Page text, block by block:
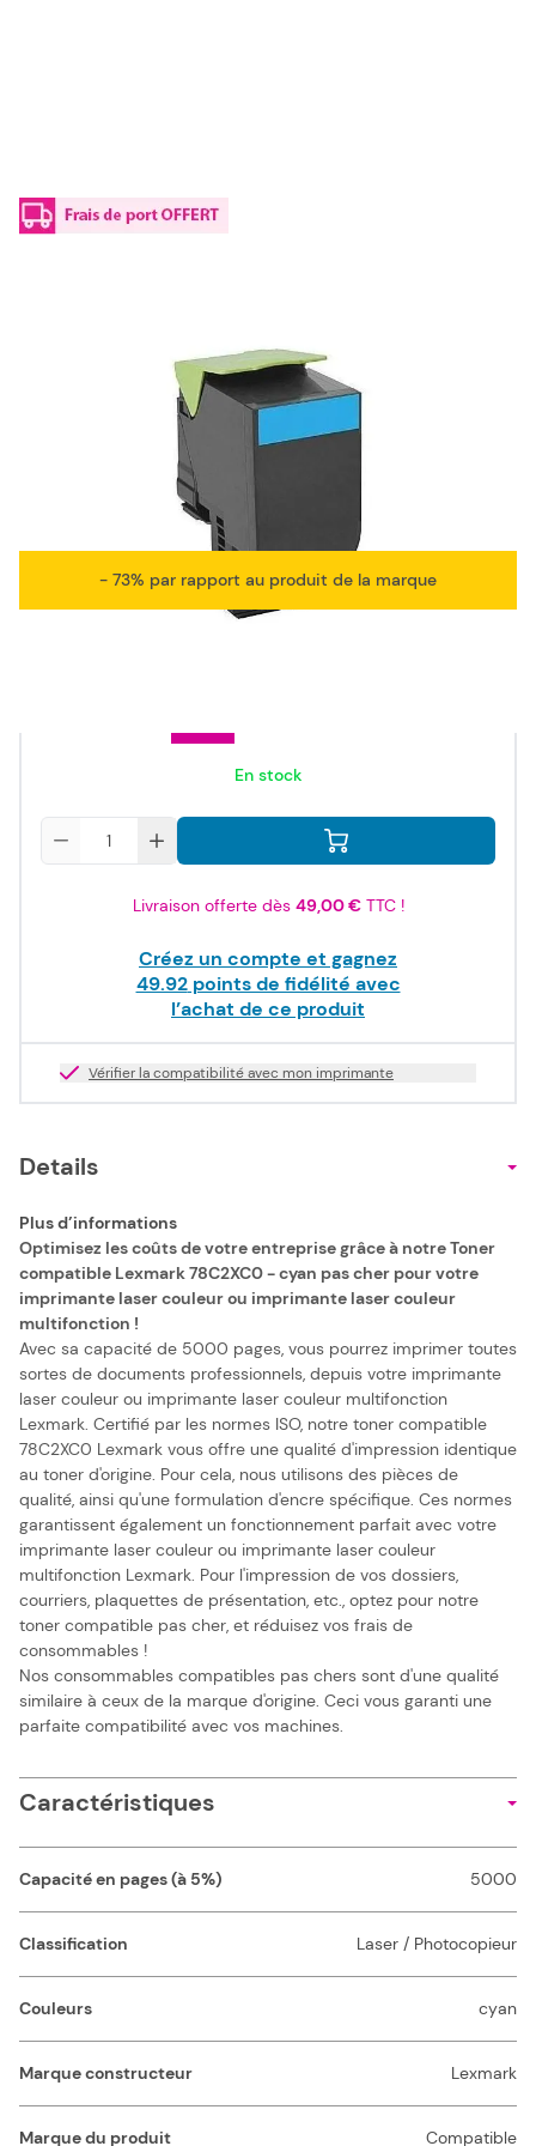
78C2XC0
Capacité en pages (à 5%) :
78C2XC0 Lexmark - cyan - toner compatible
- 73% par rapport au produit de la marque
En stock
Livraison offerte dès 49,00 €TTC !
Créez un compte et gagnez
49.92points de fidélité avec
l’achat de ce produit
Vérifier la compatibilité avec mon imprimante
Details
Plus d’informations
Optimisez les coûts de votre entreprise grâce à notre Toner
compatible Lexmark 78C2XC0 - cyan pas cher pour votre
imprimante laser couleur ou imprimante laser couleur
multifonction !
Avec sa capacité de 5000 pages, vous pourrez imprimer toutes
sortes de documents professionnels, depuis votre imprimante
laser couleur ou imprimante laser couleur multifonction
Lexmark. Certifié par les normes ISO, notre toner compatible
78C2XC0 Lexmark vous offre une qualité d'impression identique
au toner d'origine. Pour cela, nous utilisons des pièces de
qualité, ainsi qu'une formulation d'encre spécifique. Ces normes
garantissent également un fonctionnement parfait avec votre
imprimante laser couleur ou imprimante laser couleur
multifonction Lexmark. Pour l'impression de vos dossiers,
courriers, plaquettes de présentation, etc., optez pour notre
toner compatible pas cher, et réduisez vos frais de
consommables !
Nos consommables compatibles pas chers sont d'une qualité
similaire à ceux de la marque d'origine. Ceci vous garanti une
parfaite compatibilité avec vos machines.
Caractéristiques
Capacité en pages (à 5%) 5000
Classification Laser / Photocopieur
Couleurs cyan
Marque constructeur Lexmark
Marque du produit Compatible